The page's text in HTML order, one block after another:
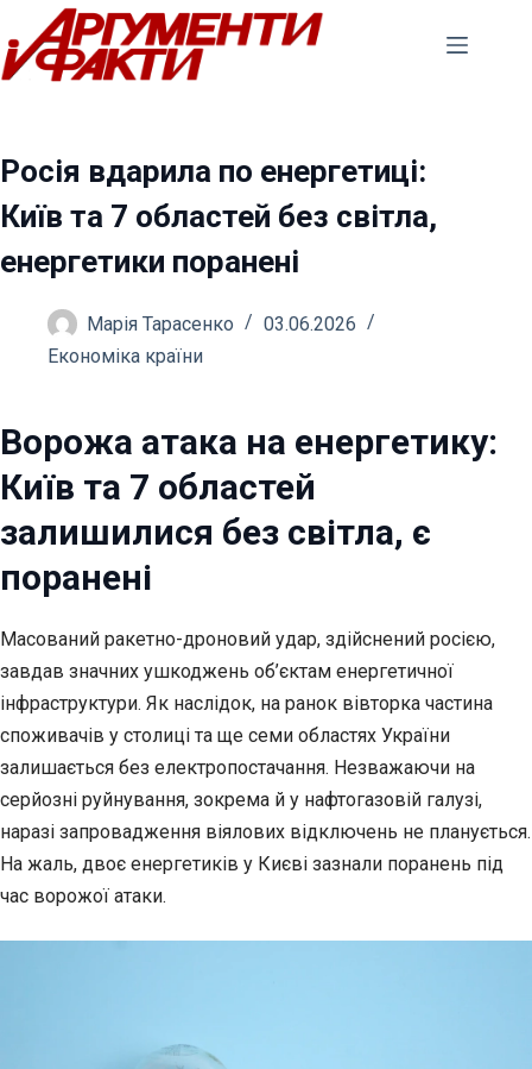
Перейти
до
вмісту
Росія вдарила по енергетиці:
Київ та 7 областей без світла,
енергетики поранені
Марія Тарасенко
03.06.2026
Економіка країни
Ворожа атака на енергетику:
Київ та 7 областей
залишилися без світла, є
поранені
Масований ракетно-дроновий удар, здійснений росією,
завдав значних ушкоджень об’єктам енергетичної
інфраструктури. Як наслідок, на ранок вівторка частина
споживачів у столиці та ще семи областях України
залишається без електропостачання. Незважаючи на
серйозні руйнування, зокрема й у нафтогазовій галузі,
наразі запровадження віялових відключень не планується.
На жаль, двоє енергетиків у Києві зазнали поранень під
час ворожої атаки.